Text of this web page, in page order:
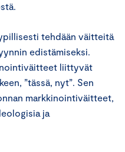
tehdään väitteitä
edistämiseksi.
liittyvät
”tässä, nyt”. Sen
markkinointiväitteet,
ja